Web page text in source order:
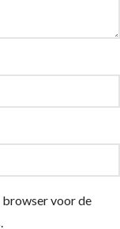
browser voor de